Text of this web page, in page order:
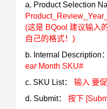
a. Product Selection
(这是 BQool 建议输入
自己的格式！)
b. Internal Description：
ear Month SKU#
c. SKU List：
输入 要
d. Submit： 按下